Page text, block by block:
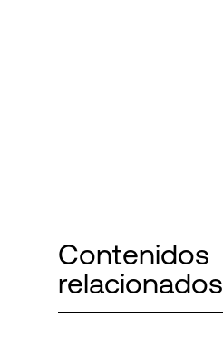
Contenidos
relacionados